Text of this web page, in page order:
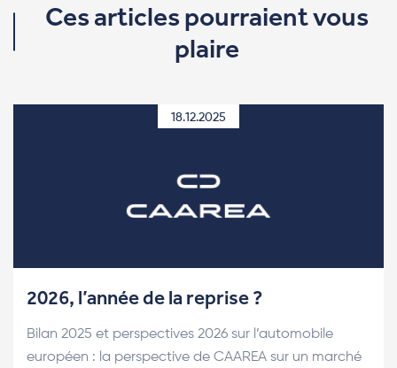
Ces articles pourraient vous
plaire
18.12.2025
2026, l’année de la reprise ?
Bilan 2025 et perspectives 2026 sur l’automobile
européen : la perspective de CAAREA sur un marché